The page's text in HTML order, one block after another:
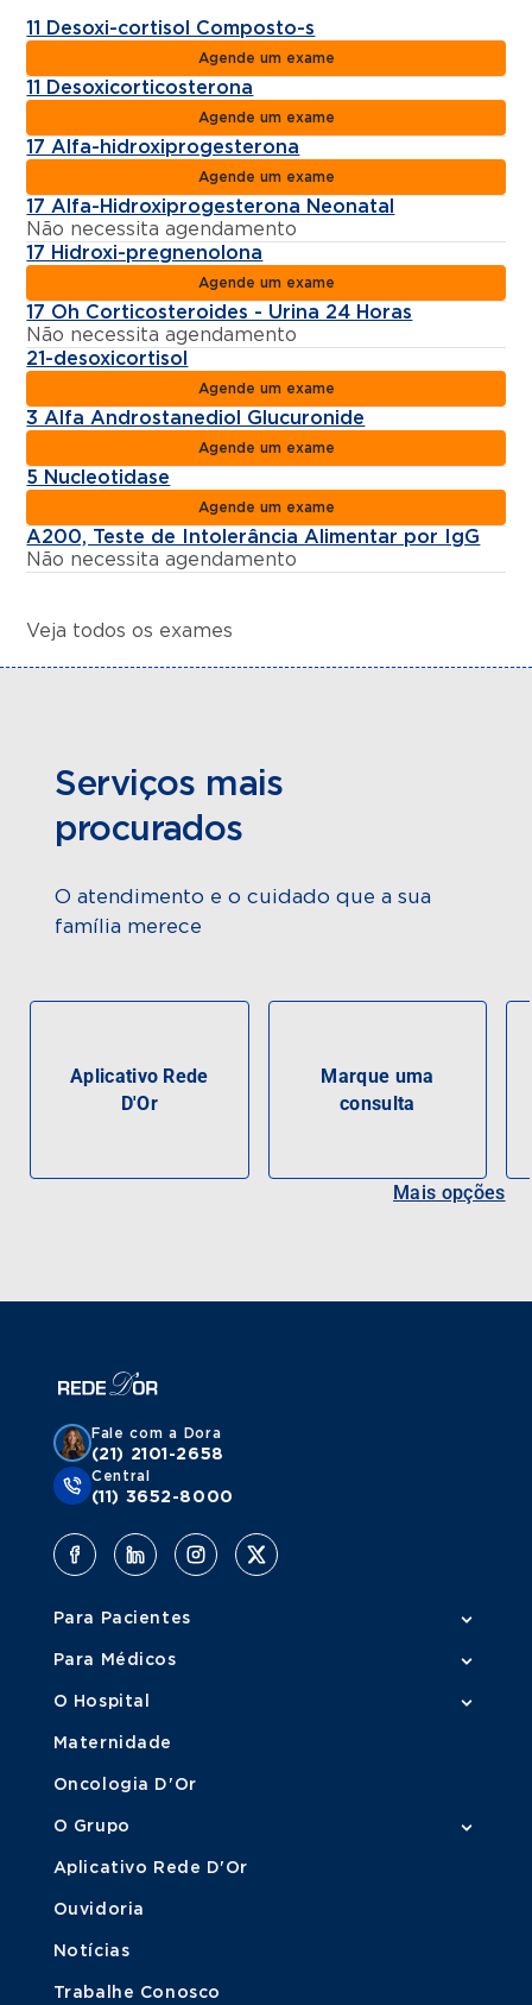
11 Desoxi-cortisol Composto-s
Agende um exame
11 Desoxicorticosterona
Agende um exame
17 Alfa-hidroxiprogesterona
Agende um exame
17 Alfa-Hidroxiprogesterona Neonatal
Não necessita agendamento
17 Hidroxi-pregnenolona
Agende um exame
17 Oh Corticosteroides - Urina 24 Horas
Não necessita agendamento
21-desoxicortisol
Agende um exame
3 Alfa Androstanediol Glucuronide
Agende um exame
5 Nucleotidase
Agende um exame
A200, Teste de Intolerância Alimentar por IgG
Não necessita agendamento
Veja todos os exames
Serviços mais
procurados
O atendimento e o cuidado que a sua
família merece
Aplicativo Rede
D'Or
Marque uma
consulta
Mais opções
Fale com a Dora
(21) 2101-2658
Central
(11) 3652-8000
Para Pacientes
Para Médicos
O Hospital
Maternidade
Oncologia D'Or
O Grupo
Aplicativo Rede D'Or
Ouvidoria
Notícias
Trabalhe Conosco